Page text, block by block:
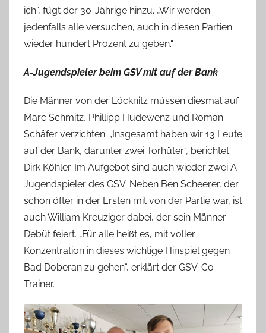
ich“, fügt der 30-Jährige hinzu. „Wir werden
jedenfalls alle versuchen, auch in diesen Partien
wieder hundert Prozent zu geben.“
A-Jugendspieler beim GSV mit auf der Bank
Die Männer von der Löcknitz müssen diesmal auf
Marc Schmitz, Phillipp Hudewenz und Roman
Schäfer verzichten. „Insgesamt haben wir 13 Leute
auf der Bank, darunter zwei Torhüter“, berichtet
Dirk Köhler. Im Aufgebot sind auch wieder zwei A-
Jugendspieler des GSV. Neben Ben Scheerer, der
schon öfter in der Ersten mit von der Partie war, ist
auch William Kreuziger dabei, der sein Männer-
Debüt feiert. „Für alle heißt es, mit voller
Konzentration in dieses wichtige Hinspiel gegen
Bad Doberan zu gehen“, erklärt der GSV-Co-
Trainer.